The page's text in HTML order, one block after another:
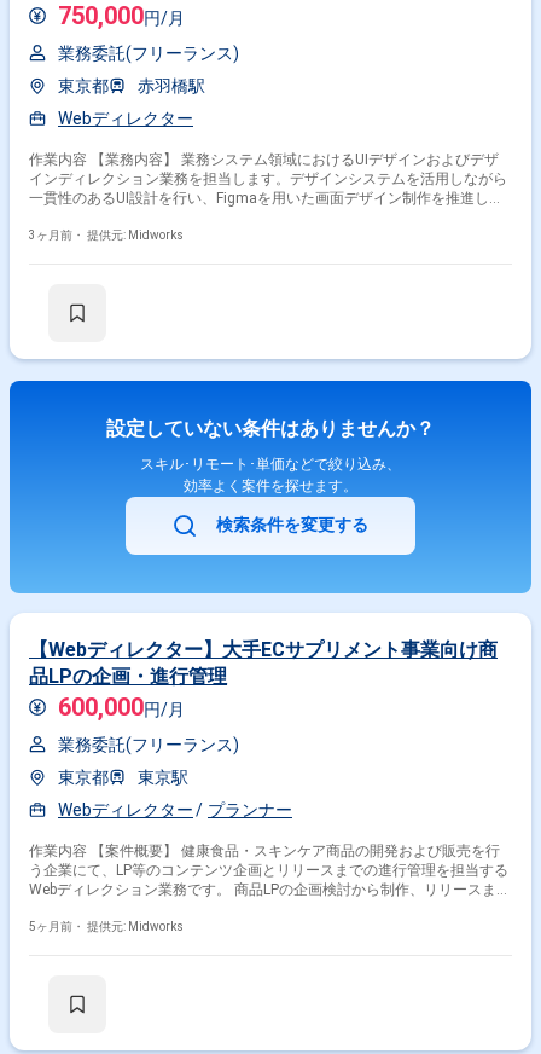
750,000円/月
業務委託(フリーランス)
東京都
赤羽橋駅
Webディレクター
作業内容 【業務内容】 業務システム領域におけるUIデザインおよびデザ
インディレクション業務を担当します。デザインシステムを活用しながら
一貫性のあるUI設計を行い、Figmaを用いた画面デザイン制作を推進しま
ザイン品質と進行をリードします。加えて、デザイン提案を主体的に行い
内容】 ・デザインシステムを活用したUI設計およびデザイン制作 ・Figma
3ヶ月前・ 提供元: Midworks
設定していない条件はありませんか？
スキル･リモート･単価などで絞り込み、
効率よく案件を探せます。
検索条件を変更する
【Webディレクター】大手ECサプリメント事業向け商
品LPの企画・進行管理
600,000円/月
業務委託(フリーランス)
東京都
東京駅
Webディレクター
プランナー
作業内容 【案件概要】 健康食品・スキンケア商品の開発および販売を行
う企業にて、LP等のコンテンツ企画とリリースまでの進行管理を担当する
Webディレクション業務です。 商品LPの企画検討から制作、リリースまで
ーへのレビューも行います。 デザイナーへのLPデザインの指示やレビュー
ビューサポート
5ヶ月前・ 提供元: Midworks